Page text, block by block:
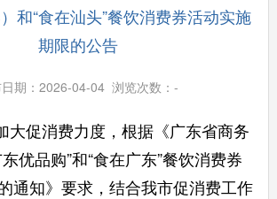
）和“食在汕头”餐饮消费券活动实施
期限的公告
日期：2026-04-04 浏览次数：-
大促消费力度，根据《广东省商务
优品购”和“食在广东”餐饮消费券
通知》要求，结合我市促消费工作